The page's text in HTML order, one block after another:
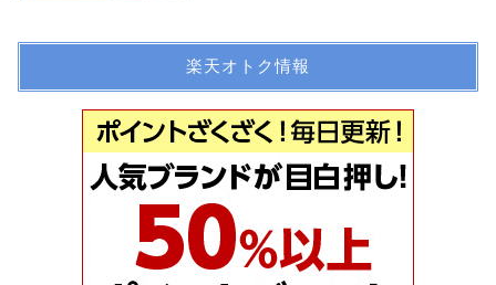
楽天オトク情報